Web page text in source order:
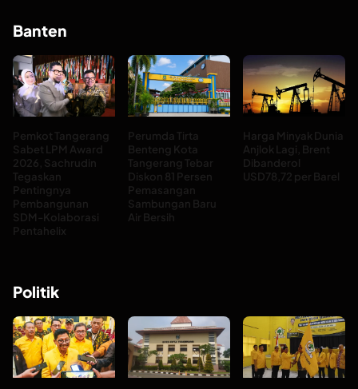
Banten
Pemkot Tangerang
Sabet LPM Award
2026, Sachrudin
Tegaskan
Pentingnya
Pembangunan
SDM-Kolaborasi
Pentahelix
Perumda Tirta
Benteng Kota
Tangerang Tebar
Diskon 81 Persen
Pemasangan
Sambungan Baru
Air Bersih
Harga Minyak Dunia
Anjlok Lagi, Brent
Dibanderol
USD78,72 per Barel
Politik